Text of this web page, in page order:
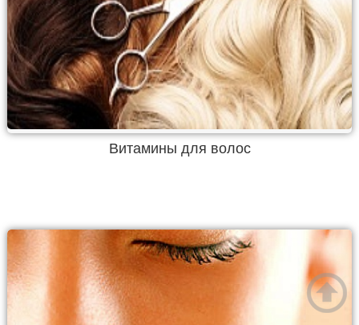
Витамины для волос